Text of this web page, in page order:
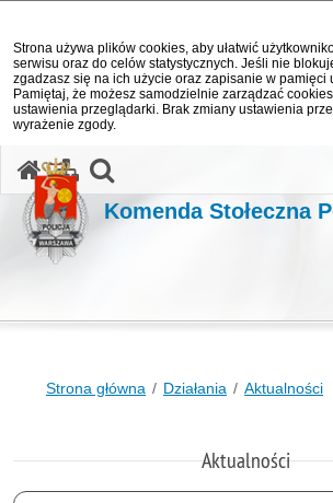
Strona używa plików cookies, aby ułatwić
serwisu oraz do celów statystycznych. Jeśli nie
zgadzasz się na ich użycie oraz zapisanie w pamięci
Pamiętaj, że możesz samodzielnie zarządzać
ustawienia przeglądarki. Brak zmiany ustawienia
wyrażenie zgody.
Komenda Stołeczna
Strona główna Działania Aktualności
Aktualności